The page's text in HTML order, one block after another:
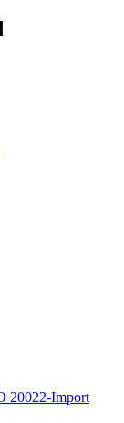
20022-Import